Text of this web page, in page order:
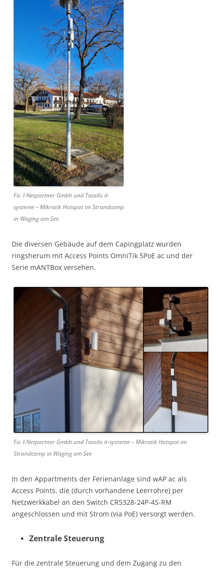
Fa. I-Netpartner Gmbh und Tassilo it-
systeme – Mikrotik Hotspot im Strandcamp
in Waging am See
Die diversen Gebäude auf dem Capingplatz wurden
ringsherum mit Access Points OmniTik 5PoE ac und der
Serie mANTBox versehen.
Fa. I-Netpartner Gmbh und Tassilo it-systeme – Mikrotik Hotspot im
Strandcamp in Waging am See
In den Appartments der Ferienanlage sind wAP ac als
Access Points, die (durch vorhandene Leerrohre) per
Netzwerkkabel an den Switch CRS328-24P-4S-RM
angeschlossen und mit Strom (via PoE) versorgt werden.
Zentrale Steuerung
Für die zentrale Steuerung und dem Zugang zu den